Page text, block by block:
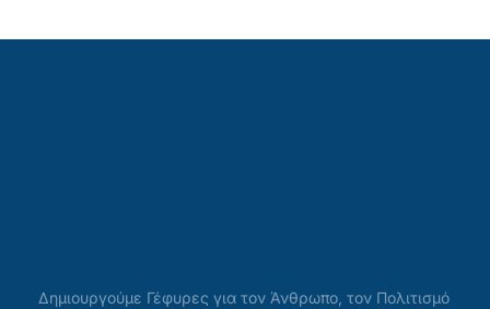
Δημιουργούμε Γέφυρες για τον Άνθρωπο, τον Πολιτισμό